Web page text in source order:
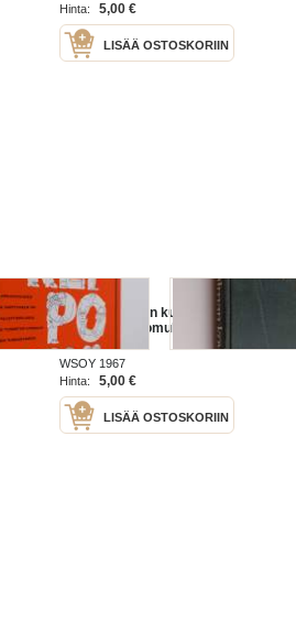
Hinta:
5,00 €
LISÄÄ OSTOSKORIIN
iän
Maailman kovin kundi ja muita
kuuluisia kertomuksia
WSOY 1967
Hinta:
5,00 €
LISÄÄ OSTOSKORIIN